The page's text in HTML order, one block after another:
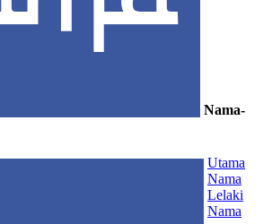
Nama-
Utama
Nama
Lelaki
Nama